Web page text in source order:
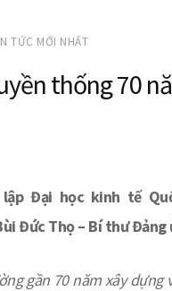
TỨC MỚI NHẤT
thống 70
Đại học kinh tế
Đức Thọ – Bí thư
gần 70 năm xây dựng